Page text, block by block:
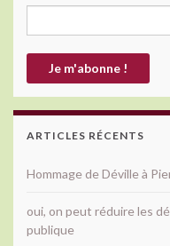
ARTICLES RÉCENTS
Hommage de Déville à
oui, on peut réduire les
publique